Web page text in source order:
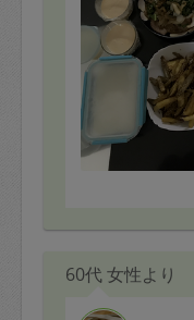
60代 女性より